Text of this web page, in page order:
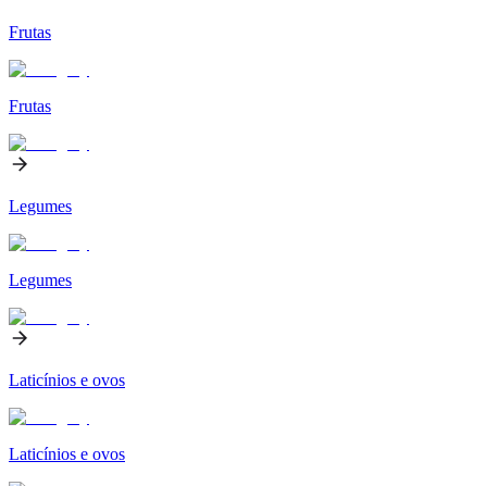
Frutas
Frutas
Legumes
Legumes
Laticínios e ovos
Laticínios e ovos